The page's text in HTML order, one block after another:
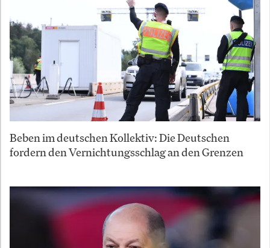
Beben im deutschen Kollektiv: Die Deutschen
fordern den Vernichtungsschlag an den Grenzen